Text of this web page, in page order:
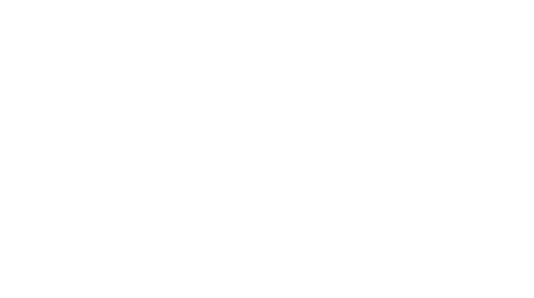
)を提供させていただ
ン制御機器販売店・
ないようお願いしま
ル類(PBDE) 1000ppm以下、
｢規制貨物等」とい
取引許可)を取得する
三者に通知します。
合は、取り引きをい
当のオムロン制御